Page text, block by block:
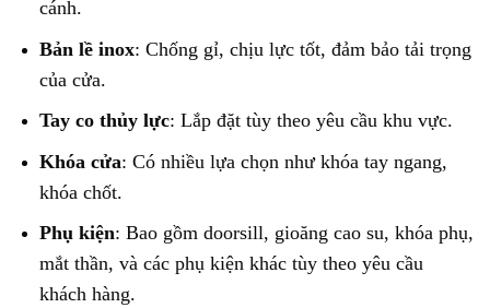
cánh.
Bản lề inox: Chống gỉ, chịu lực tốt, đảm bảo tải trọng
của cửa.
Tay co thủy lực: Lắp đặt tùy theo yêu cầu khu vực.
Khóa cửa: Có nhiều lựa chọn như khóa tay ngang,
khóa chốt.
Phụ kiện: Bao gồm doorsill, gioăng cao su, khóa phụ,
mắt thần, và các phụ kiện khác tùy theo yêu cầu
khách hàng.